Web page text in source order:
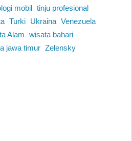
mobil tinju profesional
Turki Ukraina Venezuela
Alam wisata bahari
jawa timur Zelensky